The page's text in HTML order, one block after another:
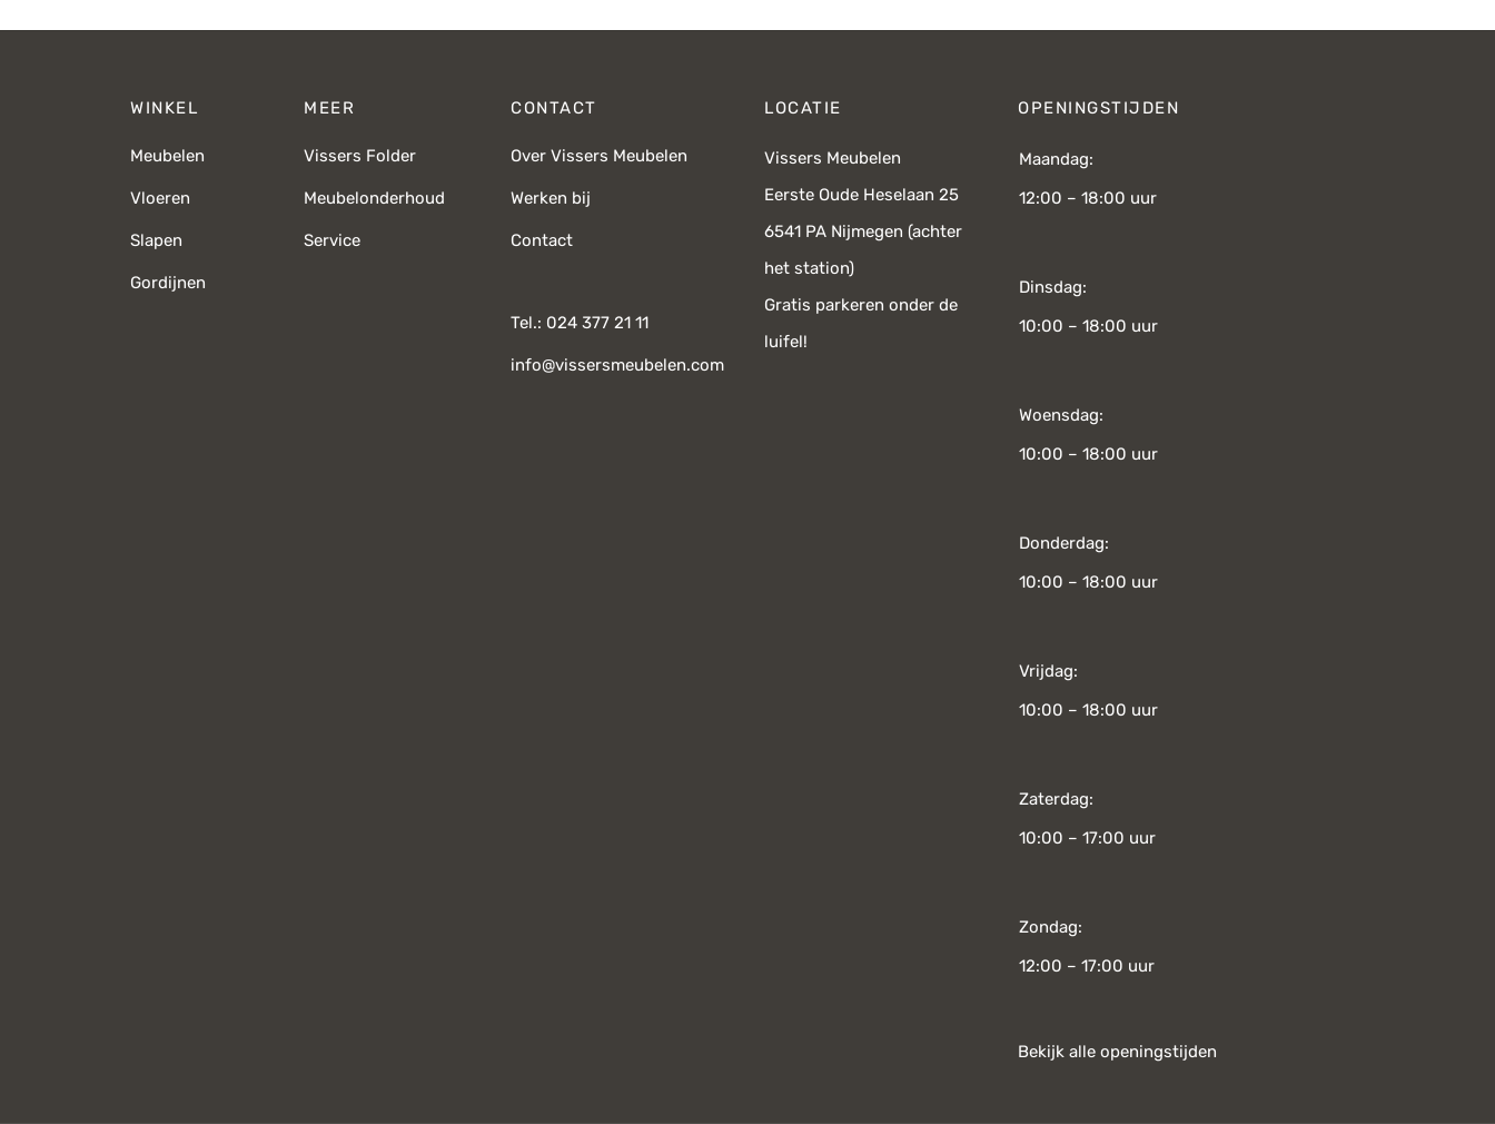
WINKEL
Meubelen
Vloeren
Slapen
Gordijnen
MEER
Vissers Folder
Meubelonderhoud
Service
CONTACT
Over Vissers Meubelen
Werken bij
Contact
Tel.: 024 377 21 11
info@vissersmeubelen.com
LOCATIE
Vissers Meubelen
Eerste Oude Heselaan 25
6541 PA Nijmegen (achter
het station)
Gratis parkeren onder de
luifel!
OPENINGSTIJDEN
Maandag:
12:00 – 18:00 uur
Dinsdag:
10:00 – 18:00 uur
Woensdag:
10:00 – 18:00 uur
Donderdag:
10:00 – 18:00 uur
Vrijdag:
10:00 – 18:00 uur
Zaterdag:
10:00 – 17:00 uur
Zondag:
12:00 – 17:00 uur
Bekijk alle openingstijden